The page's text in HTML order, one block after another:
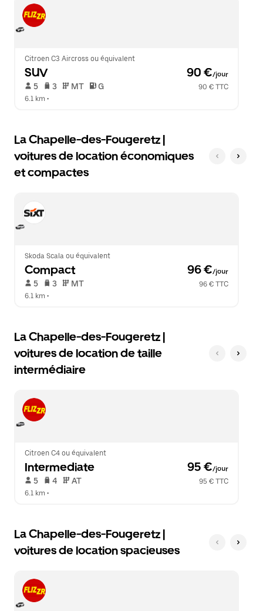
le
calendrier.
pour
fermer
Citroen C3 Aircross ou équivalent
SUV 90 €/jour
5 3 MT G
90 € TTC
6.1 km •
La Chapelle-des-Fougeretz |
voitures de location économiques
et compactes
Skoda Scala ou équivalent
Compact 96 €/jour
5 3 MT
96 € TTC
6.1 km •
La Chapelle-des-Fougeretz |
voitures de location de taille
intermédiaire
Citroen C4 ou équivalent
Intermediate 95 €/jour
5 4 AT
95 € TTC
6.1 km •
La Chapelle-des-Fougeretz |
voitures de location spacieuses